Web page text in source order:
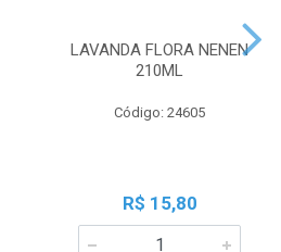
LAVANDA FLORA NENEN
210ML
Código: 24605
R$ 15,80